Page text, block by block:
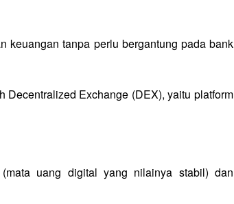
keuangan tanpa perlu bergantung pada bank
Decentralized Exchange (DEX), yaitu platform
uang digital yang nilainya stabil) dan